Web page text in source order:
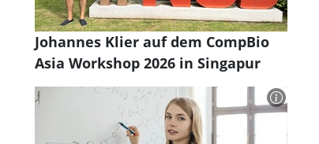
Johannes Klier auf dem CompBio
Asia Workshop 2026 in Singapur